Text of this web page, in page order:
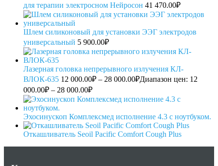
для терапии электросном Нейросон 41 470.00₽
Шлем силиконовый для установки ЭЭГ электродов
универсальный 5 900.00₽
Лазерная головка непрерывного излучения КЛ-
ВЛОК-635 12 000.00₽ – 28 000.00₽Диапазон цен: 12
000.00₽ – 28 000.00₽
Эхосинускоп Комплексмед исполнение 4.3 с ноутбуком.
Откашливатель Seoil Pacific Comfort Cough Plus